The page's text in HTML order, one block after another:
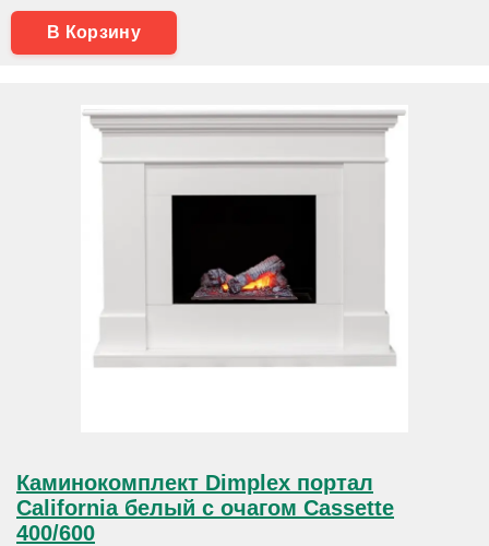
В Корзину
Каминокомплект Dimplex портал
California белый с очагом Cassette
400/600